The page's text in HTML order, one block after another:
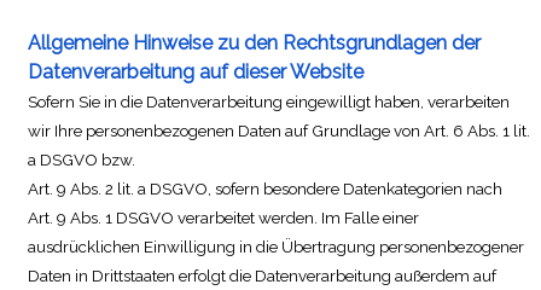
Allgemeine Hinweise zu den Rechtsgrundlagen der
Datenverarbeitung auf dieser Website
Sofern Sie in die Datenverarbeitung eingewilligt haben, verarbeiten
wir Ihre personenbezogenen Daten auf Grundlage von Art. 6 Abs. 1 lit.
a DSGVO bzw.
Art. 9 Abs. 2 lit. a DSGVO, sofern besondere Datenkategorien nach
Art. 9 Abs. 1 DSGVO verarbeitet werden. Im Falle einer
ausdrücklichen Einwilligung in die Übertragung personenbezogener
Daten in Drittstaaten erfolgt die Datenverarbeitung außerdem auf